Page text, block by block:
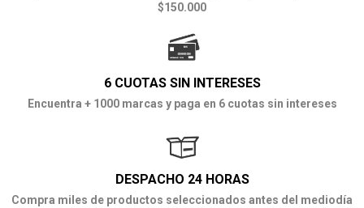
$150.000
6 CUOTAS SIN INTERESES
Encuentra + 1000 marcas y paga en 6 cuotas sin intereses
DESPACHO 24 HORAS
Compra miles de productos seleccionados antes del mediodía